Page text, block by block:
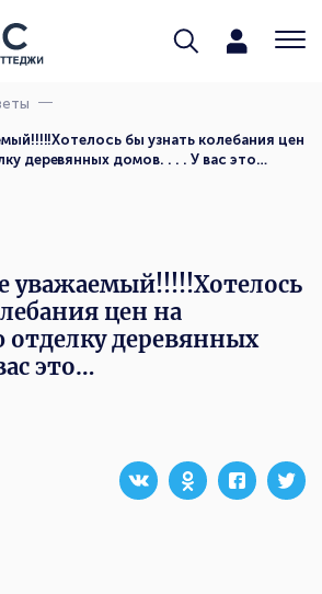
бы узнать колебания цен
деревянных домов. . . . У вас это…
уважаемый!!!!!Хотелось
цен на
деревянных
это…